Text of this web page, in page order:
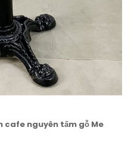
cafe nguyên tấm gỗ Me